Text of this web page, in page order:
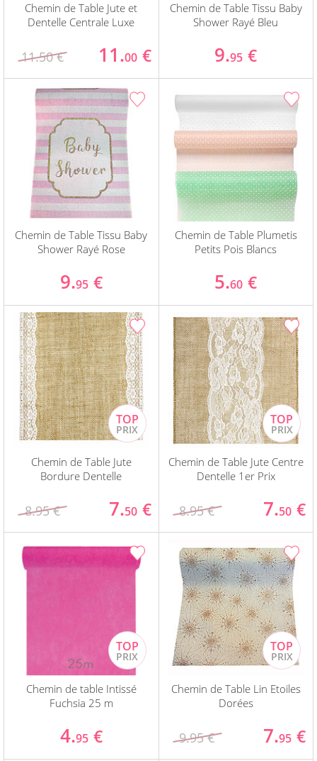
Chemin de Table Jute et
Dentelle Centrale Luxe
11.50 € 11.00 €
Chemin de Table Tissu Baby
Shower Rayé Bleu
9.95 €
Chemin de Table Tissu Baby
Shower Rayé Rose
9.95 €
Chemin de Table Plumetis
Petits Pois Blancs
5.60 €
Chemin de Table Jute
Bordure Dentelle
8.95 € 7.50 €
Chemin de Table Jute Centre
Dentelle 1er Prix
8.95 € 7.50 €
Chemin de table Intissé
Fuchsia 25 m
4.95 €
Chemin de Table Lin Etoiles
Dorées
9.95 € 7.95 €